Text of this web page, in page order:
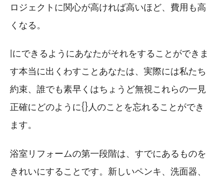
ロジェクトに関心が高ければ高いほど、費用も高
くなる。
|にできるようにあなたがそれをすることができま
す本当に出くわすことあなたは、実際には私たち
約束、誰でも素早くはちょうど無視これらの一見
正確にどのように{}人のことを忘れることができ
ます。
浴室リフォームの第一段階は、すでにあるものを
きれいにすることです。新しいペンキ、洗面器、